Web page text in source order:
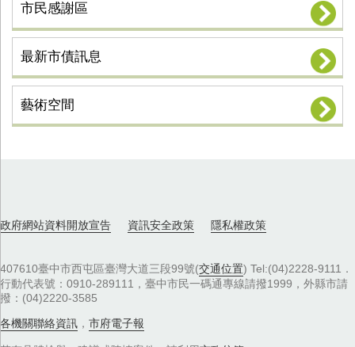
市民感謝區
最新市債訊息
藝術空間
政府網站資料開放宣告 資訊安全政策 隱私權政策
407610臺中市西屯區臺灣大道三段99號(交通位置) Tel:(04)2228-9111．
行動代表號：0910-289111，臺中市民一碼通專線請撥1999，外縣市請
撥：(04)2220-3585
各機關聯絡資訊 ， 市府電子報